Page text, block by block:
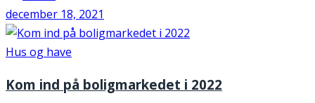
december 18, 2021
Hus og have
Kom ind på boligmarkedet i 2022